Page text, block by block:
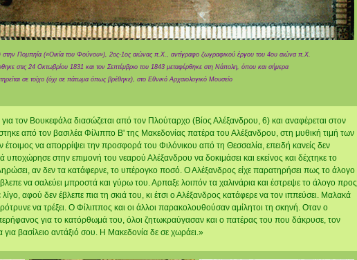
στην Πομπηία («Oικία του Φούνου»), 2ος-1ος αιώνας π.X., αντίγραφο ζωγραφικού έργου του 4ου αιώνα π.X.
στις 24 Οκτωβρίου 1831 και τον Σεπτέμβριο του 1843 μεταφέρθηκε στη Νάπολη, όπου και σήμερα
σε τοίχο (όχι σε πάτωμα όπως βρέθηκε), στο Εθνικό Αρχαιολογικό Mουσείο
τον Βουκεφάλα διασώζεται από τον Πλούταρχο (Βίος Αλέξανδρου, 6) και αναφέρεται στον
από τον βασιλέα Φίλιππο Β' της Μακεδονίας πατέρα του Αλέξανδρου, στη μυθική τιμή των
να απορρίψει την προσφορά του Φιλόνικου από τη Θεσσαλία, επειδή κανείς δεν
υποχώρησε στην επιμονή του νεαρού Αλέξανδρου να δοκιμάσει και εκείνος και δέχτηκε το
αν δεν τα κατάφερνε, το υπέρογκο ποσό. Ο Αλέξανδρος είχε παρατηρήσει πως το άλογο
να σαλεύει μπροστά και γύρω του. Αρπαξε λοιπόν τα χαλινάρια και έστρεψε το άλογο προς
αφού δεν έβλεπε πια τη σκιά του, κι έτσι ο Αλέξανδρος κατάφερε να τον ιππεύσει. Μαλακά
να τρέξει. O Φίλιππος και οι άλλοι παρακολουθούσαν αμίλητοι τη σκηνή. Oταν ο
για το κατόρθωμά του, όλοι ζητωκραύγασαν και ο πατέρας του που δάκρυσε, τον
για βασίλειο αντάξιό σου. Η Μακεδονία δε σε χωράει.»